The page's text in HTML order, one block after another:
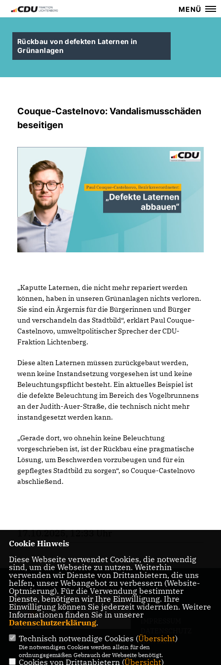
MENÜ
Rückbau von defekten Laternen in
Grünanlagen
Couque-Castelnovo: Vandalismusschäden
beseitigen
Kaputte Laternen, die nicht mehr repariert werden
können, haben in unseren Grünanlagen nichts verloren.
Sie sind ein Ärgernis für die Bürgerinnen und Bürger
und verschandeln das Stadtbild“, erklärt Paul Couque-
Castelnovo, umweltpolitischer Sprecher der CDU-
Fraktion Lichtenberg.
Diese alten Laternen müssen zurückgebaut werden,
wenn keine Instandsetzung vorgesehen ist und keine
Beleuchtungspflicht besteht. Ein aktuelles Beispiel ist
die defekte Beleuchtung im Bereich des Vogelbrunnens
an der Judith-Auer-Straße, die technisch nicht mehr
instandgesetzt werden kann.
Gerade dort, wo ohnehin keine Beleuchtung
vorgeschrieben ist, ist der Rückbau eine pragmatische
Lösung, um Beschwerden vorzubeugen und für ein
gepflegtes Stadtbild zu sorgen“, so Couque-Castelnovo
abschließend.
17.10.2025, 12:33 Uhr
KONTAKT
Cookie Hinweis
Diese Webseite verwendet Cookies, die notwendig
sind, um die Webseite zu nutzen. Weiterhin
verwenden wir Dienste von Drittanbietern, die uns
helfen, unser Webangebot zu verbessern (Website-
Optmierung). Für die Verwendung bestimmter
Dienste, benötigen wir Ihre Einwilligung. Ihre
Einwilligung können Sie jederzeit widerrufen. Weitere
Informationen finden Sie in unserer
Datenschutzerklärung.
Technisch notwendige Cookies (Übersicht)
Die notwendigen Cookies werden allein für den
ordnungsgemäßen Gebrauch der Webseite benötigt.
Cookies von Drittanbietern (Übersicht)